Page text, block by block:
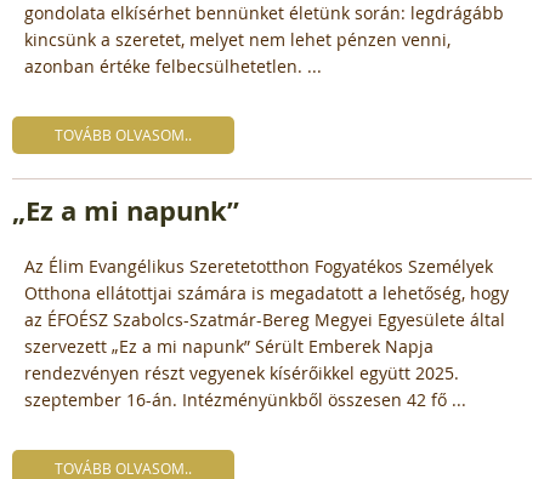
gondolata elkísérhet bennünket életünk során: legdrágább
kincsünk a szeretet, melyet nem lehet pénzen venni,
azonban értéke felbecsülhetetlen. ...
TOVÁBB OLVASOM..
„Ez a mi napunk”
Az Élim Evangélikus Szeretetotthon Fogyatékos Személyek
Otthona ellátottjai számára is megadatott a lehetőség, hogy
az ÉFOÉSZ Szabolcs-Szatmár-Bereg Megyei Egyesülete által
szervezett „Ez a mi napunk” Sérült Emberek Napja
rendezvényen részt vegyenek kísérőikkel együtt 2025.
szeptember 16-án. Intézményünkből összesen 42 fő ...
TOVÁBB OLVASOM..